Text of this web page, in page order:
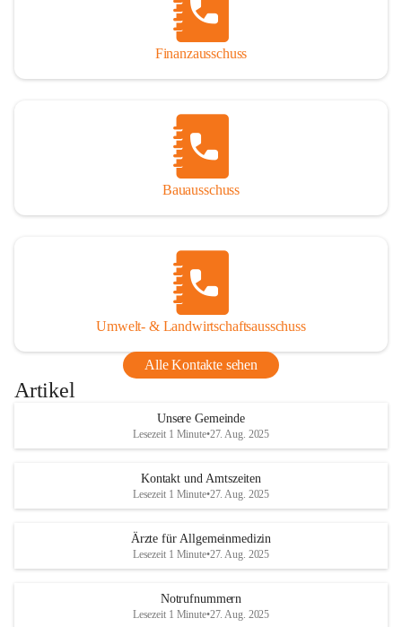
Finanzausschuss
Bauausschuss
Umwelt- & Landwirtschaftsausschuss
Alle Kontakte sehen
Artikel
Unsere Gemeinde
Lesezeit 1 Minute•27. Aug. 2025
Kontakt und Amtszeiten
Lesezeit 1 Minute•27. Aug. 2025
Ärzte für Allgemeinmedizin
Lesezeit 1 Minute•27. Aug. 2025
Notrufnummern
Lesezeit 1 Minute•27. Aug. 2025